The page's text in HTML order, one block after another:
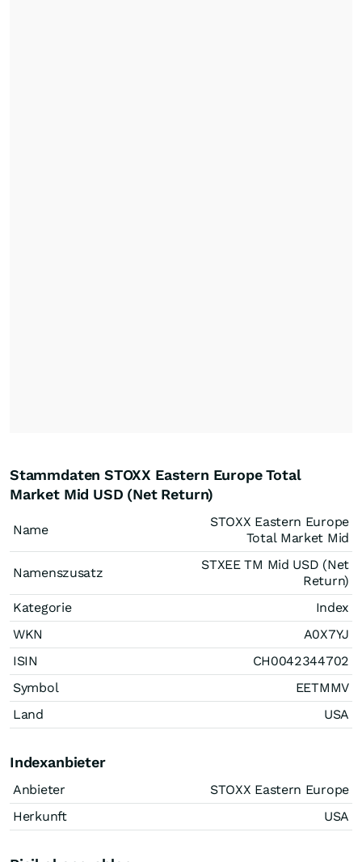
Stammdaten STOXX Eastern Europe Total
Market Mid USD (Net Return)
Name
STOXX Eastern Europe
Total Market Mid
Namenszusatz
STXEE TM Mid USD (Net
Return)
Kategorie
Index
WKN
A0X7YJ
ISIN
CH0042344702
Symbol
EETMMV
Land
USA
Indexanbieter
Anbieter
STOXX Eastern Europe
Herkunft
USA